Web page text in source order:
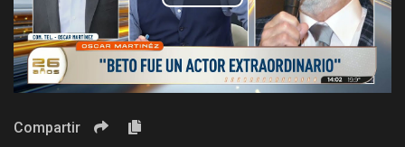
Play
Video
Compartir